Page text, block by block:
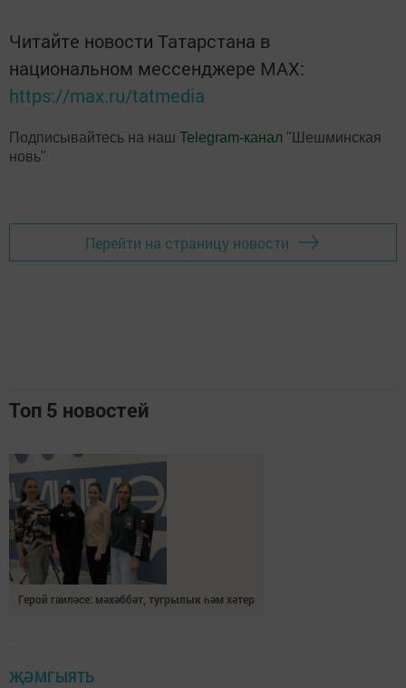
Читайте новости Татарстана в
национальном мессенджере MАХ:
https://max.ru/tatmedia
Подписывайтесь на наш Telegram-канал "Шешминская
новь"
Перейти на страницу новости
Топ 5 новостей
Герой гаиләсе: мәхәббәт, тугрылык һәм хәтер
ҖӘМГЫЯТЬ